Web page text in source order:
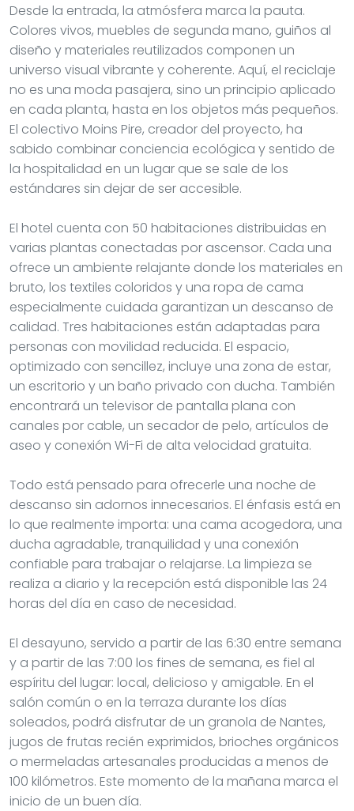
Desde la entrada, la atmósfera marca la pauta.
Colores vivos, muebles de segunda mano, guiños al
diseño y materiales reutilizados componen un
universo visual vibrante y coherente. Aquí, el reciclaje
no es una moda pasajera, sino un principio aplicado
en cada planta, hasta en los objetos más pequeños.
El colectivo Moins Pire, creador del proyecto, ha
sabido combinar conciencia ecológica y sentido de
la hospitalidad en un lugar que se sale de los
estándares sin dejar de ser accesible.
El hotel cuenta con 50 habitaciones distribuidas en
varias plantas conectadas por ascensor. Cada una
ofrece un ambiente relajante donde los materiales en
bruto, los textiles coloridos y una ropa de cama
especialmente cuidada garantizan un descanso de
calidad. Tres habitaciones están adaptadas para
personas con movilidad reducida. El espacio,
optimizado con sencillez, incluye una zona de estar,
un escritorio y un baño privado con ducha. También
encontrará un televisor de pantalla plana con
canales por cable, un secador de pelo, artículos de
aseo y conexión Wi-Fi de alta velocidad gratuita.
Todo está pensado para ofrecerle una noche de
descanso sin adornos innecesarios. El énfasis está en
lo que realmente importa: una cama acogedora, una
ducha agradable, tranquilidad y una conexión
confiable para trabajar o relajarse. La limpieza se
realiza a diario y la recepción está disponible las 24
horas del día en caso de necesidad.
El desayuno, servido a partir de las 6:30 entre semana
y a partir de las 7:00 los fines de semana, es fiel al
espíritu del lugar: local, delicioso y amigable. En el
salón común o en la terraza durante los días
soleados, podrá disfrutar de un granola de Nantes,
jugos de frutas recién exprimidos, brioches orgánicos
o mermeladas artesanales producidas a menos de
100 kilómetros. Este momento de la mañana marca el
inicio de un buen día.